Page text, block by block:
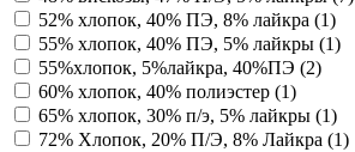
52% хлопок, 40% ПЭ, 8% лайкра (1)
55% хлопок, 40% ПЭ, 5% лайкры (1)
55%хлопок, 5%лайкра, 40%ПЭ (2)
60% хлопок, 40% полиэстер (1)
65% хлопок, 30% п/э, 5% лайкры (1)
72% Хлопок, 20% П/Э, 8% Лайкра (1)